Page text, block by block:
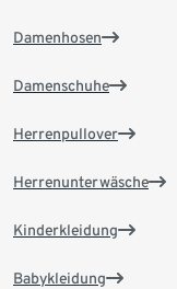
Damenhosen
Damenschuhe
Herrenpullover
Herrenunterwäsche
Kinderkleidung
Babykleidung